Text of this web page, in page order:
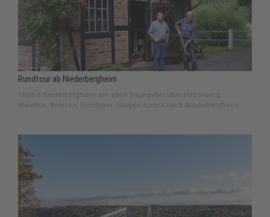
Rundtour ab Niederbergheim
Start in Niederbergheim am alten Sägegatter über Hirschberg,
Warstein, Belecke, Sichtigvor, Allagen zurück nach Niederbergheim